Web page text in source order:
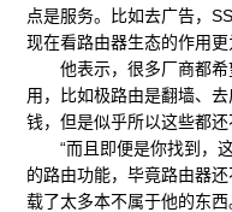
点是服务。比如去广告，
现在看路由器生态的作用更
他表示，很多厂商都希
用，比如极路由是翻墙、
钱，但是似乎所以这些都还
“而且即便是你找到，这
的路由功能，毕竟路由器
载了太多本不属于他的东西